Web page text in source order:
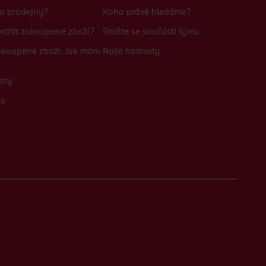
prodejny?
zakoupené zboží?
zboží. Jak mám
Koho právě hledáme?
Staňte se součástí týmu
Naše hodnoty